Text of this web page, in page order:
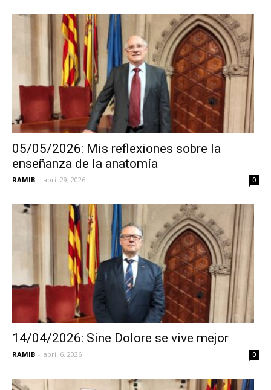
05/05/2026: Mis reflexiones sobre la
enseñanza de la anatomía
RAMIB - abril 29, 2026 0
14/04/2026: Sine Dolore se vive mejor
RAMIB - abril 6, 2026 0